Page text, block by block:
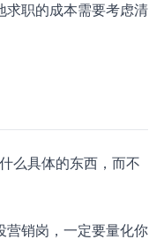
求职的成本需要考虑清
么具体的东西，而不
营销岗，一定要量化你